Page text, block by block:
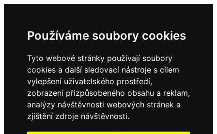
Používáme soubory cookies
Tyto webové stránky používají soubory
cookies a další sledovací nástroje s cílem
vylepšení uživatelského prostředí,
zobrazení přizpůsobeného obsahu a reklam,
analýzy návštěvnosti webových stránek a
zjištění zdroje návštěvnosti.